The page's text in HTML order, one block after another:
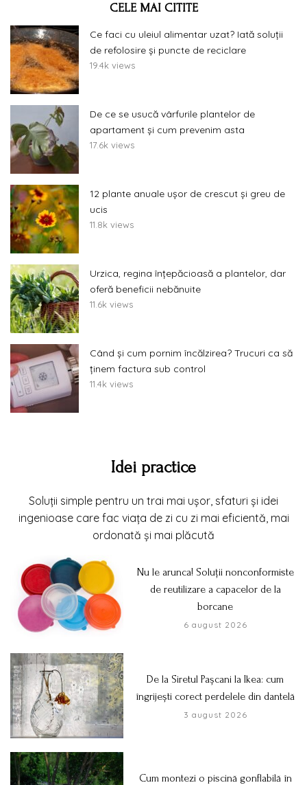
CELE MAI CITITE
Ce faci cu uleiul alimentar uzat? Iată soluții
de refolosire și puncte de reciclare
19.4k views
De ce se usucă vârfurile plantelor de
apartament și cum prevenim asta
17.6k views
12 plante anuale ușor de crescut și greu de
ucis
11.8k views
Urzica, regina înțepăcioasă a plantelor, dar
oferă beneficii nebănuite
11.6k views
Când și cum pornim încălzirea? Trucuri ca să
ținem factura sub control
11.4k views
Idei practice
Soluții simple pentru un trai mai ușor, sfaturi și idei
ingenioase care fac viața de zi cu zi mai eficientă, mai
ordonată și mai plăcută
Nu le arunca! Soluții nonconformiste
de reutilizare a capacelor de la
borcane
6 august 2026
De la Siretul Pașcani la Ikea: cum
îngrijești corect perdelele din dantelă
3 august 2026
Cum montezi o piscină gonflabilă în